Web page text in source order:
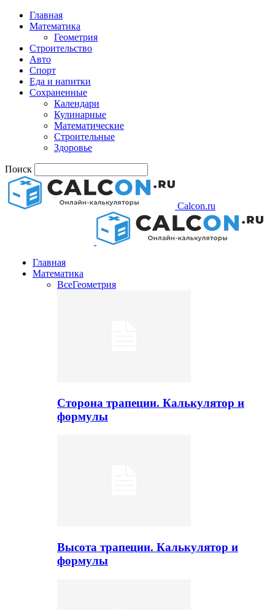
Главная
Математика
Геометрия
Строительство
Авто
Спорт
Еда и напитки
Сохраненные
Календари
Кулинарные
Математические
Строительные
Здоровье
Поиск
Calcon.ru
Главная
Математика
ВсеГеометрия
Сторона трапеции. Калькулятор и
формулы
Высота трапеции. Калькулятор и
формулы